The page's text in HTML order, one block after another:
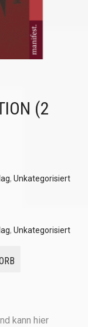
(2
, Unkategorisiert
, Unkategorisiert
kann hier